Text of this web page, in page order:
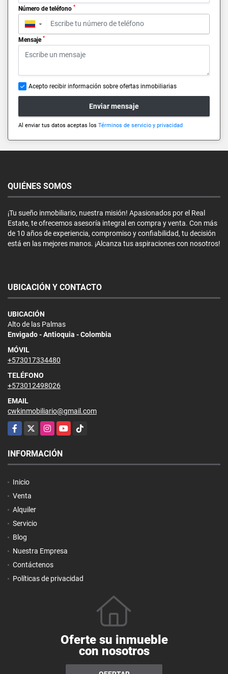
Número de teléfono *
▼
Mensaje *
Acepto recibir información sobre ofertas inmobiliarias
Enviar mensaje
Al enviar tus datos aceptas los Términos de servicio y privacidad
QUIÉNES SOMOS
¡Tu sueño inmobiliario, nuestra misión! Apasionados por el Real
Estate, te ofrecemos asesoría integral en compra y venta. Con más
de 10 años de experiencia, compromiso y confiabilidad, tu decisión
está en las mejores manos. ¡Alcanza tus aspiraciones con nosotros!
UBICACIÓN Y CONTACTO
UBICACIÓN
Alto de las Palmas
Envigado - Antioquia - Colombia
MÓVIL
+573017334480
TELÉFONO
+573012498026
EMAIL
cwkinmobiliario@gmail.com
Facebook
X InstagramYouTubeTikTok
INFORMACIÓN
Inicio
Venta
Alquiler
Servicio
Blog
Nuestra Empresa
Contáctenos
Políticas de privacidad
Oferte su inmueble
con nosotros